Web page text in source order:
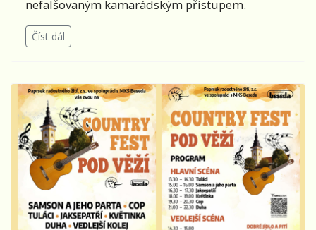
nefalšovaným kamarádským přístupem.
Číst dál